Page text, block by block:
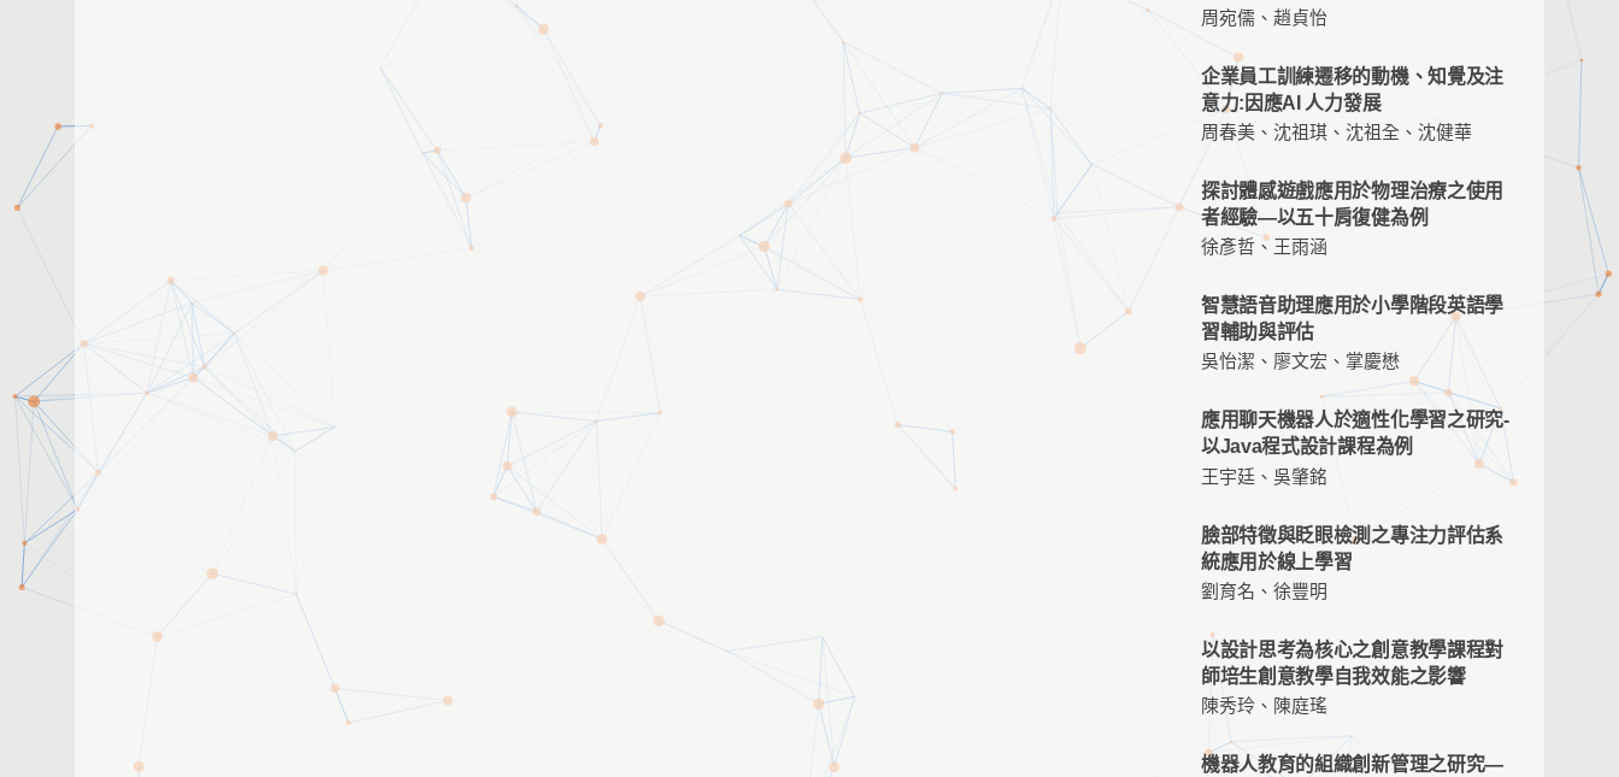
周宛儒、趙貞怡
企業員工訓練遷移的動機、知覺及注
意力:因應AI 人力發展
周春美、沈祖琪、沈祖全、沈健華
探討體感遊戲應用於物理治療之使用
者經驗—以五十肩復健為例
徐彥哲、王雨涵
智慧語音助理應用於小學階段英語學
習輔助與評估
吳怡潔、廖文宏、掌慶懋
應用聊天機器人於適性化學習之研究-
以Java程式設計課程為例
王宇廷、吳肇銘
臉部特徵與眨眼檢測之專注力評估系
統應用於線上學習
劉育名、徐豐明
以設計思考為核心之創意教學課程對
師培生創意教學自我效能之影響
陳秀玲、陳庭瑤
機器人教育的組織創新管理之研究—